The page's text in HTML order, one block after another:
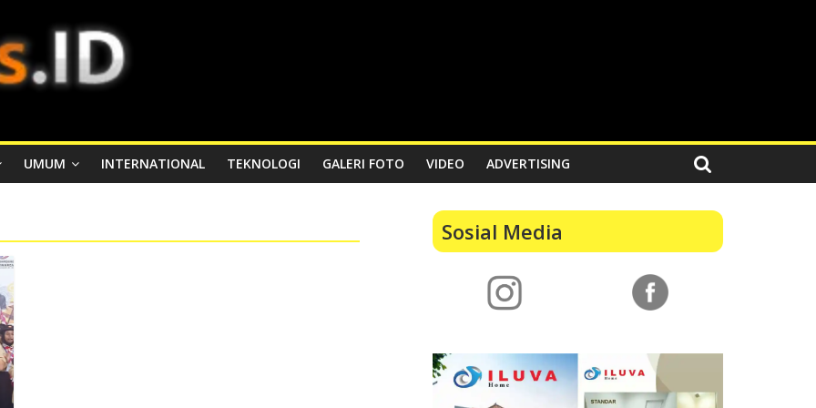
UMUM INTERNATIONAL TEKNOLOGI GALERI FOTO VIDEO ADVERTISING
Sosial Media